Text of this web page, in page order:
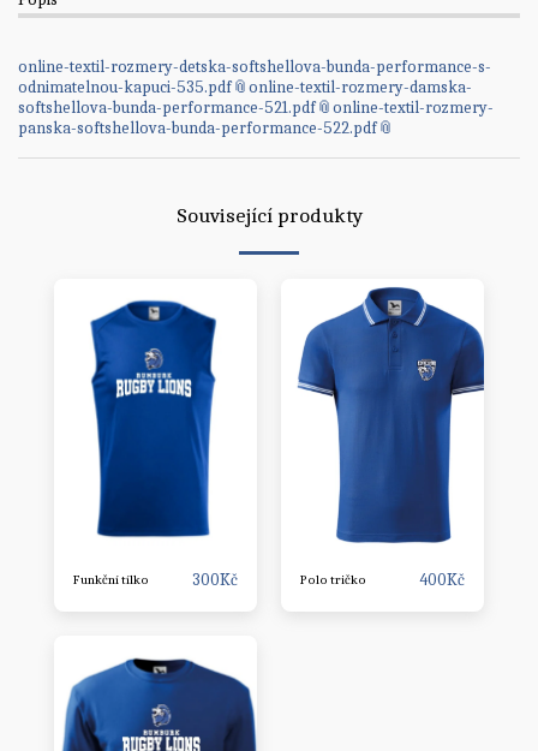
online-textil-rozmery-detska-softshellova-bunda-performance-s-
odnimatelnou-kapuci-535.pdf
online-textil-rozmery-damska-
softshellova-bunda-performance-521.pdf
online-textil-rozmery-
panska-softshellova-bunda-performance-522.pdf
Související produkty
Funkční tílko 300Kč Polo tričko 400Kč